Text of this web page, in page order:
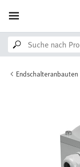
Endschalteranbauten